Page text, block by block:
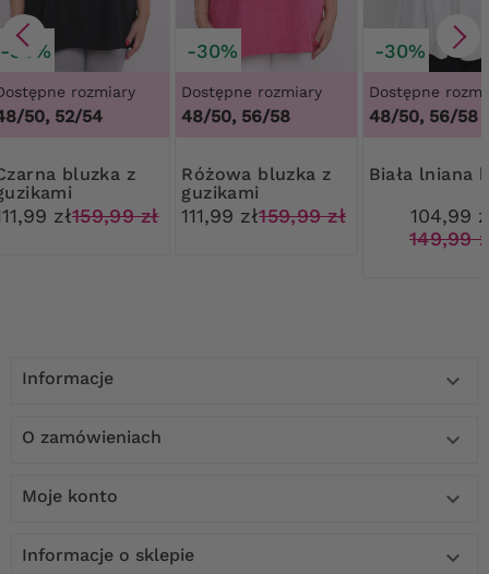
-30%
rozmiary
50, 52/54
z
zł159,99 zł
-30%
Dostępne rozmiary
48/50, 56/58
Różowa bluzka z
guzikami
111,99 zł159,99 zł
-30%
Dostępne
48/50, 56/58
Biała lniana
104,99
149,99
Informacje 
O zamówieniach 
Moje konto 
Informacje o sklepie 